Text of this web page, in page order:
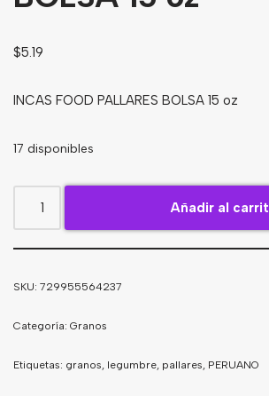
Tés
$5.19
INCAS FOOD PALLARES BOLSA 15 oz
17 disponibles
Añadir al
SKU: 729955564237
Categoría: Granos
Etiquetas: granos legumbre pallares PERUANO